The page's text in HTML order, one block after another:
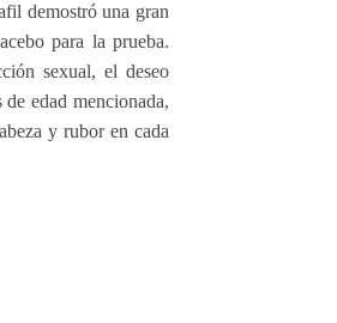
demostró una gran
para la prueba.
sexual, el deseo
edad mencionada,
y rubor en cada